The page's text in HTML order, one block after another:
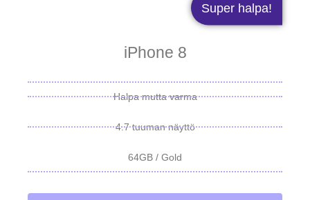
Super halpa!
iPhone 8
Halpa mutta varma
4.7 tuuman näyttö
64GB / Gold